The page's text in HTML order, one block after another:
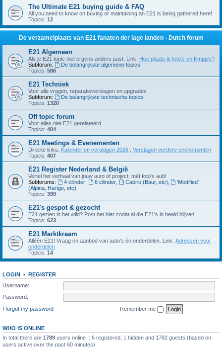
The Ultimate E21 buying guide & FAQ
All you need to know on buying or maintaining an E21 is being gathered here!
Topics: 12
De verzamelplaats van E21 fanaten der lage landen - Dutch forum
E21 Algemeen
Als je E21 topic niet ergens anders past. Link: Hoe plaats ik foto's en filmpjes?
Subforum:
De belangrijkste algemene topics
Topics: 586
E21 Techniek
Voor alle vragen, reparatieverslagen en upgrades
Subforum:
De belangrijkste technische topics
Topics: 1320
Off topic forum
Voor alles niet E21 gerelateerd
Topics: 404
E21 Meetings & Evenementen
Directe links: Kalender en verslagen 2026 ; Verslagen eerdere evenementen
Topics: 407
E21 Register Nederland & België
Vertel het verhaal van jouw auto of project, mèt foto's aub!
Subforums:
4 cilinder, 6 cilinder, Cabrio (Baur, etc)
'Modified'
(Alpina, Hartge, etc)
Topics: 399
E21's gespot & gezocht
E21 gezien in het wild? Post het hier zodat al die E21's in beeld blijven.
Topics: 623
E21 Marktkraam
Alléén E21! Vraag en aanbod van auto's én onderdelen. Link: Adressen voor
onderdelen
Topics: 14
LOGIN • REGISTER
Username:
Password:
I forgot my password
Remember me
WHO IS ONLINE
In total there are 1789 users online :: 6 registered, 1 hidden and 1782 guests (based on
users active over the past 60 minutes)